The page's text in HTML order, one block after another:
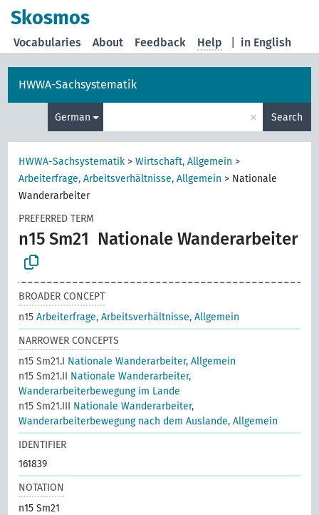
Skosmos
in English
Vocabularies About Feedback Help
HWWA-Sachsystematik
German × Search
HWWA-Sachsystematik >Wirtschaft, Allgemein >
Arbeiterfrage, Arbeitsverhältnisse, Allgemein > Nationale
Wanderarbeiter
PREFERRED TERM
n15 Sm21 Nationale Wanderarbeiter
BROADER CONCEPT
n15Arbeiterfrage, Arbeitsverhältnisse, Allgemein
NARROWER CONCEPTS
n15 Sm21.I Nationale Wanderarbeiter, Allgemein
n15 Sm21.II Nationale Wanderarbeiter,
Wanderarbeiterbewegung im Lande
n15 Sm21.III Nationale Wanderarbeiter,
Wanderarbeiterbewegung nach dem Auslande, Allgemein
IDENTIFIER
161839
NOTATION
n15 Sm21